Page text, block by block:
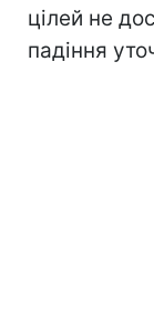
цілей не
падіння